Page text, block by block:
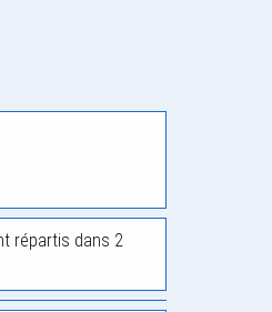
répartis dans 2